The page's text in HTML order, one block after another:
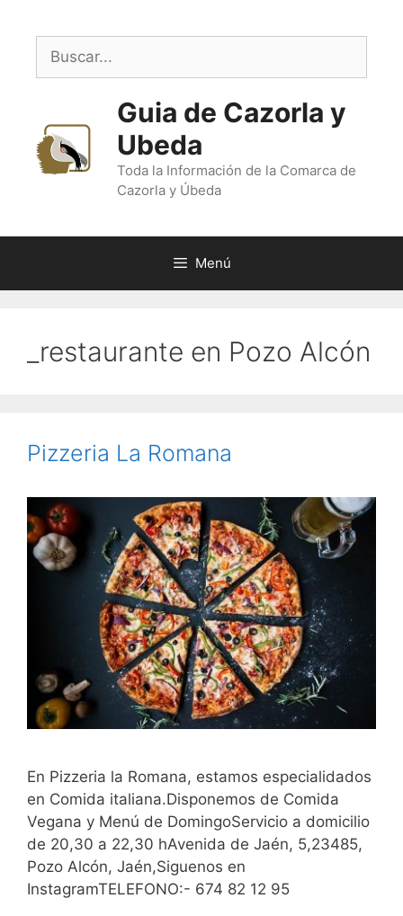
contenido
Buscar:
Guia de Cazorla y
Ubeda
Toda la Información de la Comarca de
Cazorla y Úbeda
Menú
_restaurante en Pozo Alcón
Pizzeria La Romana
En Pizzeria la Romana, estamos especialidados
en Comida italiana.Disponemos de Comida
Vegana y Menú de DomingoServicio a domicilio
de 20,30 a 22,30 hAvenida de Jaén, 5,23485,
Pozo Alcón, Jaén,Siguenos en
InstagramTELEFONO:- 674 82 12 95